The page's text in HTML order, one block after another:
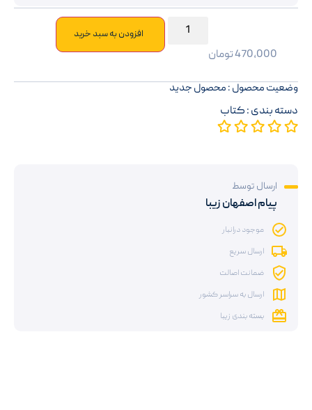
470,000تومان
افزودن به سبد خرید
وضعیت محصول : محصول جدید
دسته بندی :کتاب
ارسال توسط
پیام اصفهان زیبا
موجود درانبار
ارسال سریع
ضمانت اصالت
ارسال به سراسر کشور
بسته بندی زیبا